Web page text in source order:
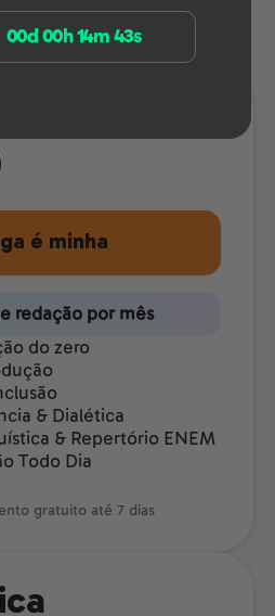
00d 00h 14m 43s
é minha
redação por mês
do zero
& Dialética
& Repertório ENEM
Todo Dia
gratuito até 7 dias